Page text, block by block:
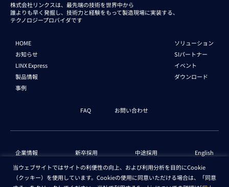
株式会社リンクスは、最先端の技術を世界中から
誰よりも早く発掘し、技術力と経験をもって製造現場に実装する、
テクノロジープロバイダです
HOME
お知らせ
LINX Express
製品情報
事例
ソリューション
SIパートナー
イベント
ダウンロード
FAQ お問い合わせ
企業情報 新卒採用 中途採用 English
個人情報保護法 情報 セキュリティ基本方針
当ウェブサイトではサイトの利便性の向上、および利用分析を目的にCookie
（クッキー）を使用しています。Cookieの使用に同意いただける場合は、「同意